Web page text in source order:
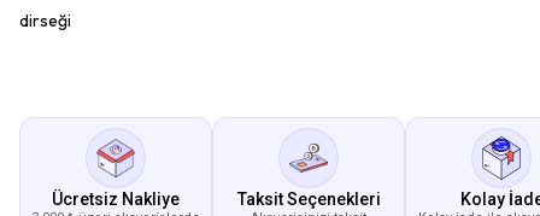
dirseği
Ücretsiz Nakliye Taksit Seçenekleri Kolay